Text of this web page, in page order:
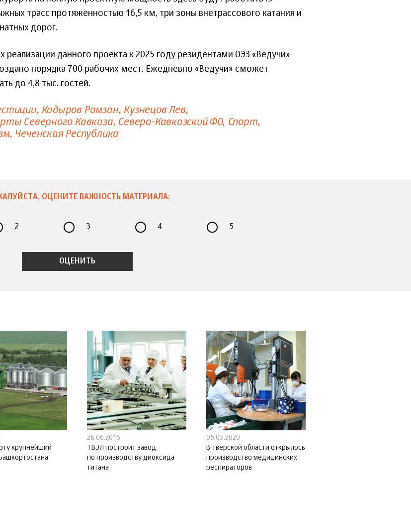
трасс протяженностью 16,5 км, три зоны внетрассового катания и
дорог.
реализации данного проекта к 2025 году резидентами ОЭЗ «Ведучи»
порядка 700 рабочих мест. Ежедневно «Ведучи» сможет
до 4,8 тыс. гостей.
Кадыров Рамзан Кузнецов Лев
Северного Кавказа Северо-Кавказский ФО Спорт
Чеченская Республика
ОЦЕНИТЕ ВАЖНОСТЬ МАТЕРИАЛА:
2 3 4 5
крупнейший
28.06.2016
ТВЭЛ построит завод
по производству диоксида
титана
05.05.2020
В Тверской области открылось
производство медицинских
респираторов